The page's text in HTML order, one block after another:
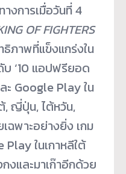
งการเมื่อวันที่ 4
OF FIGHTERS
ภาพที่แข็งแกร่งใน
‘10 แอปฟรียอด
ะ Google Play ใน
, ญี่ปุ่น, ไต้หวัน,
เฉพาะอย่างยิ่ง เกม
ในเกาหลีใต้
งและมาเก๊าอีกด้วย